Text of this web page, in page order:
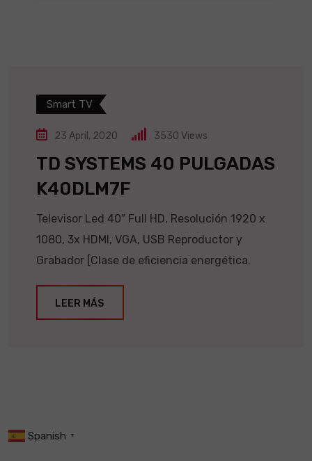
Smart TV
23 April, 2020 3530 Views
TD SYSTEMS 40 PULGADAS
K40DLM7F
Televisor Led 40″ Full HD, Resolución 1920 x
1080, 3x HDMI, VGA, USB Reproductor y
Grabador [Clase de eficiencia energética.
LEER MÁS
Spanish ▼